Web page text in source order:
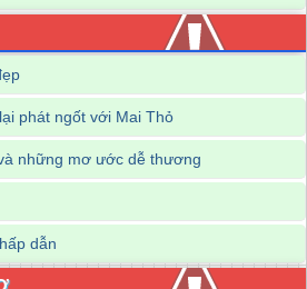
phát ngốt với Mai Thỏ
những mơ ước dễ thương
dẫn